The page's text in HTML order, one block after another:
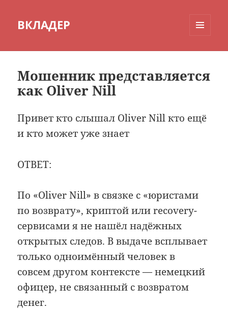
ВКЛАДЕР
Мошенник представляется
как Oliver Nill
Привет кто слышал Oliver Nill кто ещё
и кто может уже знает
ОТВЕТ:
По «Oliver Nill» в связке с «юристами
по возврату», криптой или recovery-
сервисами я не нашёл надёжных
открытых следов. В выдаче всплывает
только одноимённый человек в
совсем другом контексте — немецкий
офицер, не связанный с возвратом
денег.